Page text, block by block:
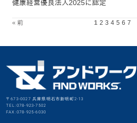
健康経営優良法人2025に認定
« 前 1 2 3 4 5 6 7
〒673-0027 兵庫県明石市新明町2-13
TEL:078-923-7502
FAX:078-925-6030